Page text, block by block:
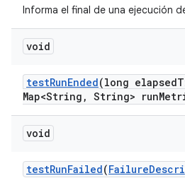
Informa el final de una ejecución
void
testRunEnded(long elapsed
Map<String , String> run
void
testRunFailed(Failure